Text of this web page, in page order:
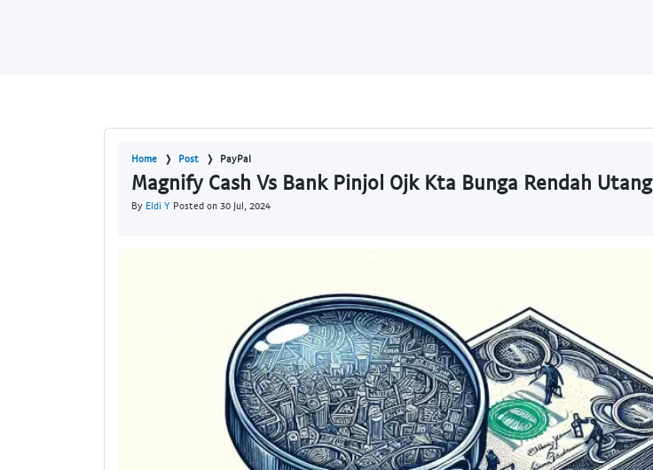
Home Post PayPal
Magnify Cash Vs Bank Pinjol Ojk Kta Bunga Rendah Utang
By Eldi Y Posted on 30 Jul, 2024